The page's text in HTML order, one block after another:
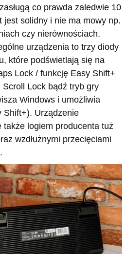
co prawda zaledwie 10
jest solidny i nie ma mowy np.
czy nierównościach.
urządzenia to trzy diody
które podświetlają się na
Lock / funkcję Easy Shift+
Lock bądź tryb gry
Windows i umożliwia
Shift+). Urządzenie
także logiem producenta tuż
wzdłużnymi przecięciami